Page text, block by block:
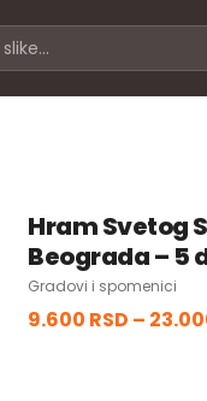
Hram Svetog
Beograda – 5
Gradovi i spomenici
9.600 RSD –